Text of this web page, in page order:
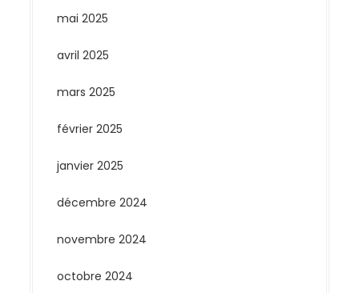
mai 2025
avril 2025
mars 2025
février 2025
janvier 2025
décembre 2024
novembre 2024
octobre 2024